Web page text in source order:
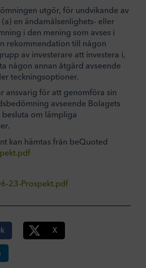
utgör, för undvikande av
en ändamålsenlighets- eller
i den mening som avses i
rekommendation till någon
av investerare att investera i,
någon annan åtgärd avseende
teckningsoptioner.
ansvarig för att genomföra sin
avseende Bolagets
om lämpliga
kan hämtas från beQuoted
23-Prospekt.pdf
X